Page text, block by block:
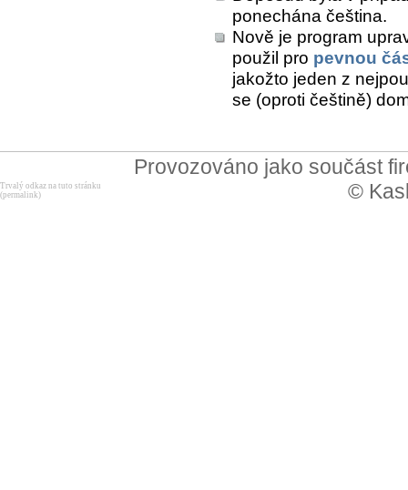
ponechána čeština.
Nově je program
použil pro pevnou
jakožto jeden z
se (oproti češtině)
Provozováno jako součást
©
Trvalý odkaz na tuto stránku
(permalink)